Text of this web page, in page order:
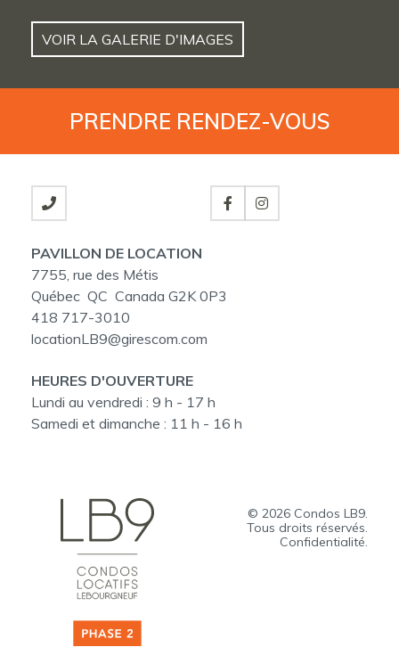
VOIR LA GALERIE D'IMAGES
PRENDRE RENDEZ-VOUS
PAVILLON DE LOCATION
7755, rue des Métis
Québec QC Canada G2K 0P3
418 717-3010
locationLB9@girescom.com
HEURES D'OUVERTURE
Lundi au vendredi : 9 h - 17 h
Samedi et dimanche : 11 h - 16 h
© 2026 Condos LB9.
Tous droits réservés.
Confidentialité.